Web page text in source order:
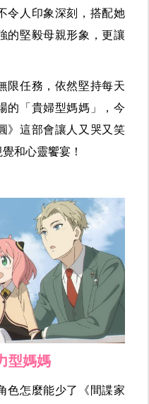
令人印象深刻，搭配她
的堅毅母親形象，更讓
限任務，依然堅持每天
的「貴婦型媽媽」，今
》這部會讓人又哭又笑
和心靈饗宴！
型媽媽
色怎麼能少了《間諜家